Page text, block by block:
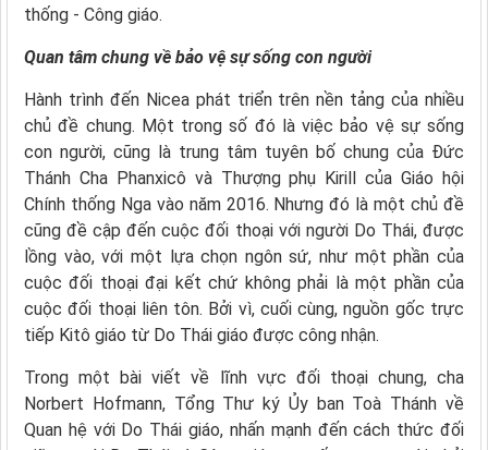
thống - Công giáo.
Quan tâm chung về bảo vệ sự sống con người
Hành trình đến Nicea phát triển trên nền tảng của nhiều
chủ đề chung. Một trong số đó là việc bảo vệ sự sống
con người, cũng là trung tâm tuyên bố chung của Đức
Thánh Cha Phanxicô và Thượng phụ Kirill của Giáo hội
Chính thống Nga vào năm 2016. Nhưng đó là một chủ đề
cũng đề cập đến cuộc đối thoại với người Do Thái, được
lồng vào, với một lựa chọn ngôn sứ, như một phần của
cuộc đối thoại đại kết chứ không phải là một phần của
cuộc đối thoại liên tôn. Bởi vì, cuối cùng, nguồn gốc trực
tiếp Kitô giáo từ Do Thái giáo được công nhận.
Trong một bài viết về lĩnh vực đối thoại chung, cha
Norbert Hofmann, Tổng Thư ký Ủy ban Toà Thánh về
Quan hệ với Do Thái giáo, nhấn mạnh đến cách thức đối